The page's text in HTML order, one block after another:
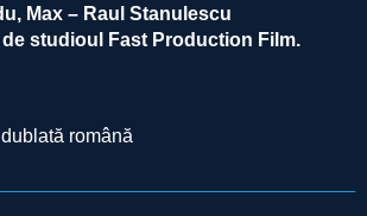
Max – Raul Stanulescu
de studioul Fast Production Film.
română